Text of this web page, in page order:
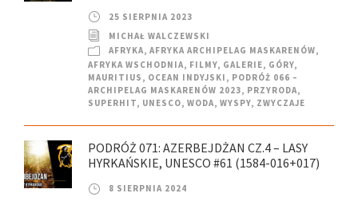
25 SIERPNIA 2023
MICHAŁ WALCZEWSKI
AFRYKA, AFRYKA ARCHIPELAG MASKARENÓW,
AFRYKA WSCHODNIA, FILMY, GALERIE, GÓRY,
MAURITIUS , OCEAN INDYJSKI , PODRÓŻ 066 –
ARCHIPELAG MASKARENÓW 2023, PRZYRODA,
SUPERHIT, UNESCO, WODA, WYSPY, ZWYCZAJE
PODRÓŻ 071: AZERBEJDŻAN CZ.4 – LASY
HYRKAŃSKIE, UNESCO #61 (1584-016+017)
8 SIERPNIA 2024